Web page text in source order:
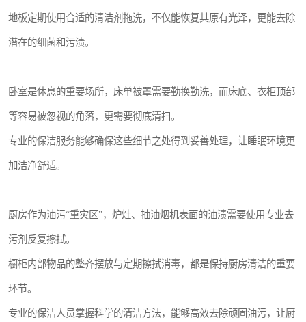
地板定期使用合适的清洁剂拖洗，不仅能恢复其原有光泽，更能去除
潜在的细菌和污渍。
卧室是休息的重要场所，床单被罩需要勤换勤洗，而床底、衣柜顶部
等容易被忽视的角落，更需要彻底清扫。
专业的保洁服务能够确保这些细节之处得到妥善处理，让睡眠环境更
加洁净舒适。
厨房作为油污“重灾区”，炉灶、抽油烟机表面的油渍需要使用专业去
污剂反复擦拭。
橱柜内部物品的整齐摆放与定期擦拭消毒，都是保持厨房清洁的重要
环节。
专业的保洁人员掌握科学的清洁方法，能够高效去除顽固油污，让厨